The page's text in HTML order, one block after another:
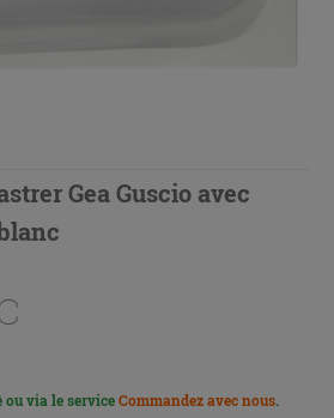
Gea Guscio avec
ou via le serviceCommandez avec nous.